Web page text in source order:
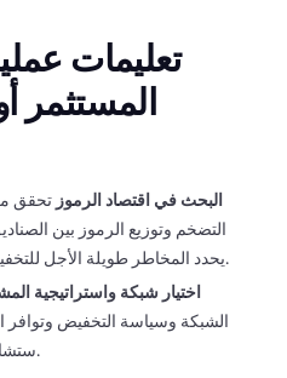
تعليمات
المستثمر
البحث في اقتصاد الرموز تحقق
التضخم وتوزيع الرموز بين
يحدد المخاطر طويلة الأجل للتخفيف والضغط على السعر.
اختيار شبكة واستراتيجية
الشبكة وسياسة التخفيض وتوافر
ستشارك مباشرة أو ستفوض.